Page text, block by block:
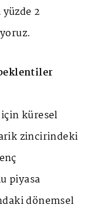
2
küresel
zincirindeki
piyasa
dönemsel